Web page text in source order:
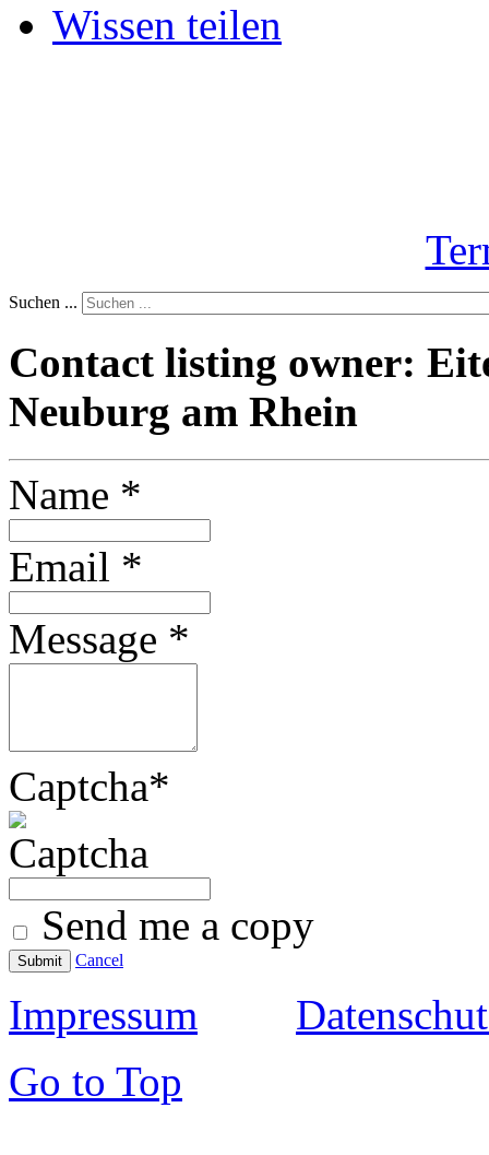
Wissen teilen
Suchen ...
Contact listing owner:
Neuburg am Rhein
Name *
Email *
Message *
Captcha*
Send me a copy
Submit Cancel
Impressum
Go to Top